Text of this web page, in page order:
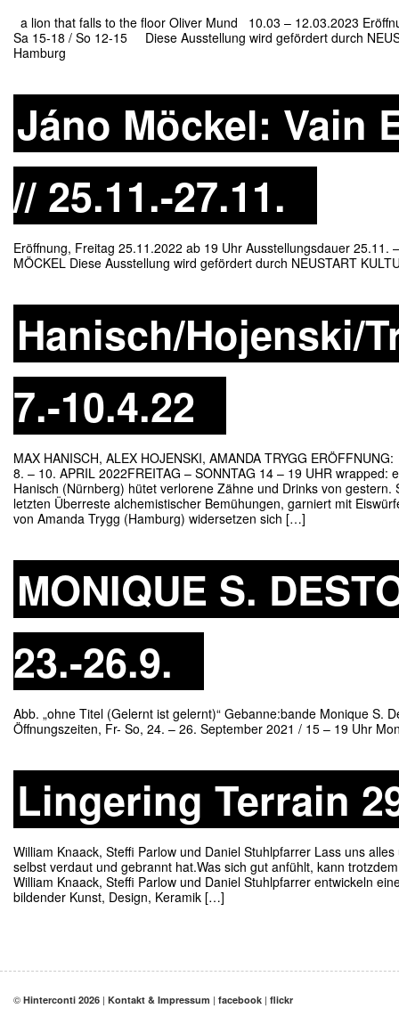
a lion that falls to the floor Oliver Mund 10.03 – 12.03.2023
Sa 15-18 / So 12-15 Diese Ausstellung wird gefördert durch
Hamburg
Jáno Möckel: Vain
// 25.11.-27.11.
Eröffnung, Freitag 25.11.2022 ab 19 Uhr Ausstellungsdauer
MÖCKEL Diese Ausstellung wird gefördert durch NEUSTART
Hanisch/Hojenski/
7.-10.4.22
MAX HANISCH, ALEX HOJENSKI, AMANDA TRYGG
8. – 10. APRIL 2022FREITAG – SONNTAG 14 – 19 UHR
Hanisch (Nürnberg) hütet verlorene Zähne und Drinks von
letzten Überreste alchemistischer Bemühungen, garniert mit
von Amanda Trygg (Hamburg) widersetzen sich […]
MONIQUE S.
23.-26.9.
Abb. „ohne Titel (Gelernt ist gelernt)“ Gebanne:bande Monique S.
Öffnungszeiten, Fr- So, 24. – 26. September 2021 / 15 – 19 Uhr
Lingering Terrain
William Knaack, Steffi Parlow und Daniel Stuhlpfarrer Lass uns
selbst verdaut und gebrannt hat.Was sich gut anfühlt, kann
William Knaack, Steffi Parlow und Daniel Stuhlpfarrer entwickeln
bildender Kunst, Design, Keramik […]
© Hinterconti 2026 | Kontakt & Impressum | facebook | flickr